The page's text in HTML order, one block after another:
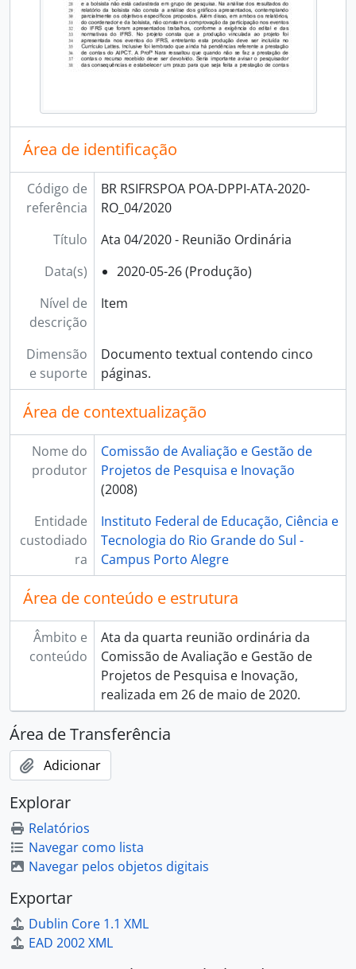
Área de identificação
Código de
referência
BR RSIFRSPOA POA-DPPI-ATA-2020-
RO_04/2020
Título
Ata 04/2020 - Reunião Ordinária
Data(s)
2020-05-26 (Produção)
Nível de
descrição
Item
Dimensão
e suporte
Documento textual contendo cinco
páginas.
Área de contextualização
Nome do
produtor
Comissão de Avaliação e Gestão de
Projetos de Pesquisa e Inovação
(2008)
Entidade
custodiado
ra
Instituto Federal de Educação, Ciência e
Tecnologia do Rio Grande do Sul -
Campus Porto Alegre
Área de conteúdo e estrutura
Âmbito e
conteúdo
Ata da quarta reunião ordinária da
Comissão de Avaliação e Gestão de
Projetos de Pesquisa e Inovação,
realizada em 26 de maio de 2020.
Área de Transferência
Adicionar
Explorar
Relatórios
Navegar como lista
Navegar pelos objetos digitais
Exportar
Dublin Core 1.1 XML
EAD 2002 XML